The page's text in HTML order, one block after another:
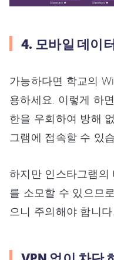
4. 모바일 데이
가능하다면 학교의
용하세요. 이렇게 하
한을 우회하여 방해
그램에 접속할 수 있
하지만 인스타그램의
를 소모할 수 있으므
으니 주의해야 합니다.